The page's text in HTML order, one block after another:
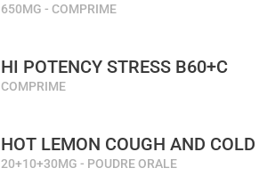
650MG - COMPRIME
HI POTENCY STRESS B60+C
COMPRIME
HOT LEMON COUGH AND COLD
20+10+30MG - POUDRE ORALE